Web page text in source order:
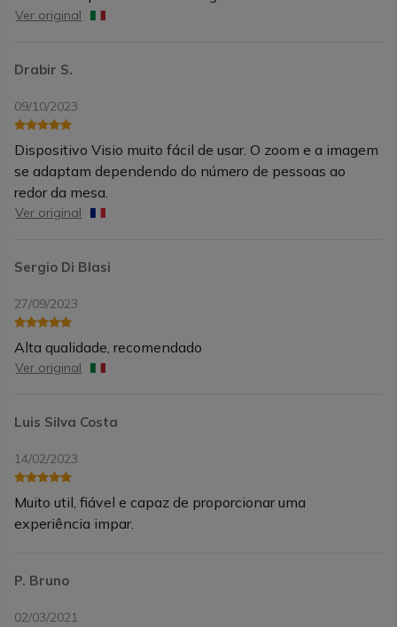
Ver original
Drabir S.
09/10/2023
Dispositivo Visio muito fácil de usar. O zoom e a imagem
se adaptam dependendo do número de pessoas ao
redor da mesa.
Ver original
Sergio Di Blasi
27/09/2023
Alta qualidade, recomendado
Ver original
Luis Silva Costa
14/02/2023
Muito util, fiável e capaz de proporcionar uma
experiência impar.
P. Bruno
02/03/2021